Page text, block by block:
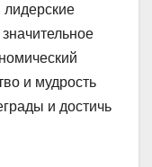
лидерские
и мудрость
и достичь